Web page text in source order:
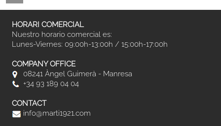
HORARI COMERCIAL
Nuestro horario comercial es:
Lunes-Viernes: 09:00h-13:00h / 15:00h-17:00h
COMPANY OFFICE
08241 Àngel Guimerà - Manresa
+34 93 189 04 04
CONTACT
info@marti1921.com